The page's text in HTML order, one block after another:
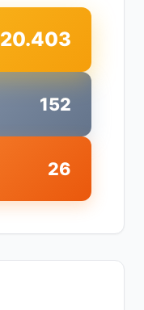
152
20.403
26